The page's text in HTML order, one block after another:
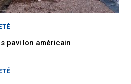
pavillon américain